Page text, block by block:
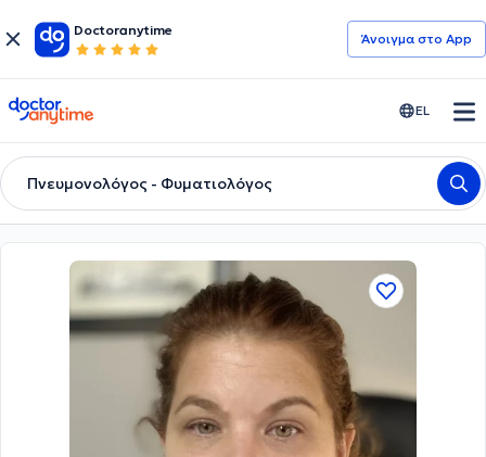
Doctoranytime
Άνοιγμα στο App
doctoranytime EL
Πνευμονολόγος - Φυματιολόγος